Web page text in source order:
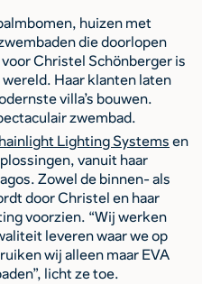
huizen met
die doorlopen
Christel Schönberger is
Haar klanten laten
villa’s bouwen.
zwembad.
Lighting Systems en
vanuit haar
Zowel de binnen- als
door Christel en haar
voorzien. “Wij werken
leveren waar we op
wij alleen maar EVA
licht ze toe.